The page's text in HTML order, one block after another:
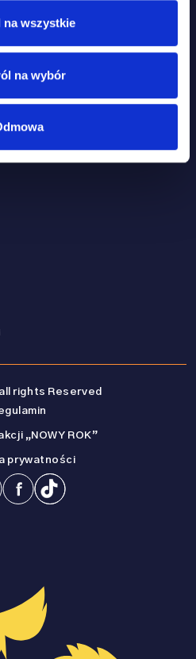
na wszystkie
na wybór
SKÓRA I SIERŚĆ
MOBILNOŚĆ
MULTI-WSPARCIE
UKŁAD NERWOWY
rights Reserved
„NOWY ROK”
prywatności